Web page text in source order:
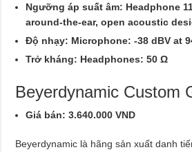
Ngưỡng áp suất âm: Headphone
around-the-ear, open acoustic
Độ nhạy: Microphone: -38 dBV at
Trở kháng: Headphones: 50 Ω
Beyerdynamic Custom
Giá bán: 3.640.000 VND
Beyerdynamic là hãng sản xuất danh